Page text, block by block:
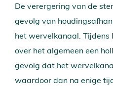
De verergering van de
gevolg van
het wervelkanaal. Tijdens
over het algemeen een
gevolg dat het
waardoor dan na enige